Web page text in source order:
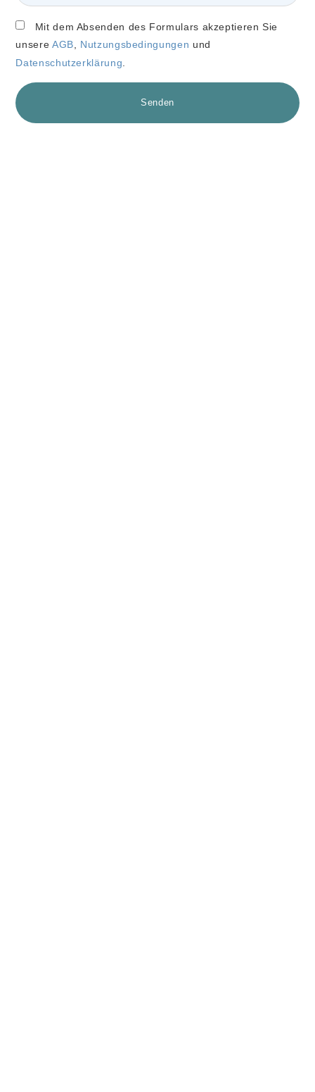
Mit dem Absenden des Formulars akzeptieren Sie
unsere AGB, Nutzungsbedingungen und
Datenschutzerklärung
Senden